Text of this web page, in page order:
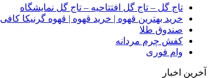
تاج گل – تاج گل افتتاحیه – تاج گل نمایشگاه
خرید بهترین قهوه | خرید قهوه | قهوه گرنیکا کافی
صندوق طلا
کفش چرم مردانه
وام فوری
آخرین اخبار